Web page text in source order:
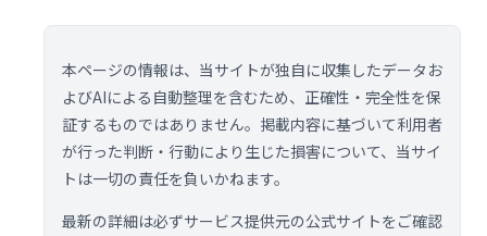
本ページの情報は、当サイトが独自に収集したデータお
よびAIによる自動整理を含むため、正確性・完全性を保
証するものではありません。掲載内容に基づいて利用者
が行った判断・行動により生じた損害について、当サイ
トは一切の責任を負いかねます。
最新の詳細は必ずサービス提供元の公式サイトをご確認